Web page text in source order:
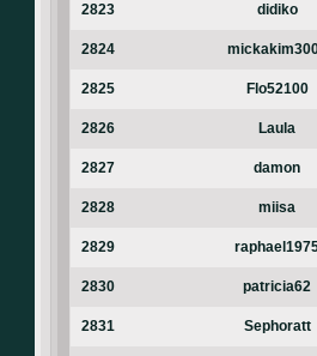
2823 didiko
2824
2825 Flo52100
2826 Laula
2827 damon
2828 miisa
2829
2830 patricia62
2831 Sephoratt